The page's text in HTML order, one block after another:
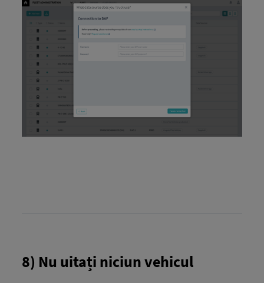
8) Nu uitați niciun vehicul